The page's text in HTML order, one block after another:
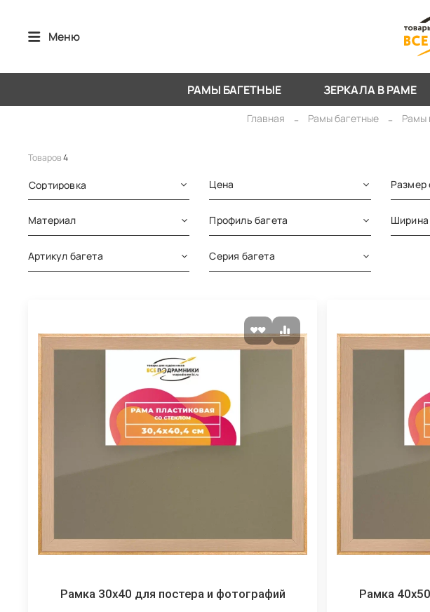
Меню
РАМЫ БАГЕТНЫЕ ЗЕРКАЛА В РАМЕ
Главная Рамы багетные Рамы
Товаров4
Сортировка Цена Размер
Материал Профиль багета Ширина
Артикул багета Серия багета
Рамка 30x40 для постера и фотографий Рамка